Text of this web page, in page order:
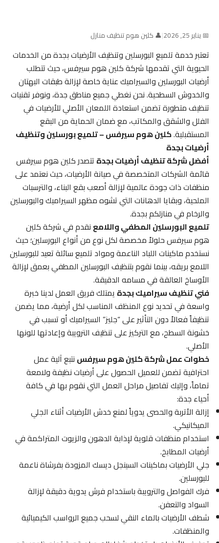
📅 يناير 25, 2026 |👤 كلين هوم تنظيف منازل
تعتبر خدمة تلميع البورسلين وتنظيف الأرضيات بجدة من الخدمات
الحيوية التي تقدمها شركة كلين هوم سيرفس، حيث تتطلب
أرضيات البورسلين والسيراميك عناية خاصة لإزالة طبقات البهتان
والخدوش السطحية. نحن نغطي جميع مناطق جدة، ونوفر تقنيات
تنظيف متطورة تضمن استعادة اللمعان الأصلي للأرضيات في
الفلل والشقق والمكاتب، مع ضمان الحماية من البقع
المستقبلية.كلين هوم سيرفس – تلميع بورسلين وتنظيف
أرضيات بجدة
أفضل شركة تنظيف أرضيات بجدةتتصدر كلين هوم سيرفس
قائمة الشركات المتخصصة في صيانة الأرضيات، حيث نعتمد على
منظفات ذات جودة عالمية لإزالة أصعب بقع البناء، والترسبات
الملحية، وبقايا الدهانات التي تشوه مظهر السيراميك والبورسلين
والرخام في منازلكم بجدة.
تلميع البورسلين المطفي واللامعنقدم في شركة كلين
هوم سيرفس حلولاً مخصصة لكل نوع من أنواع البورسلين؛ حيث
نستخدم ماكينات اللباد الناعمة ومواد تلميع سائلة تعيد للبورسلين
اللامع بريقه، بينما نقوم بتنظيف البورسلين المطفي بعمق لإزالة
الأوساخ العالقة في مسامه الدقيقة.
فني تنظيف سيراميك بجدةيمتلك فريق العمل لدينا خبرة
واسعة في تحديد نوع المنظف المناسب لكل أرضية، مما يضمن
تنظيفاً فعالاً دون التأثير على “جليز” السيراميك أو تسبب في
خشونة السطح، مع التركيز على تنظيف الترويبة وإعادتها للونها
الأصلي.
خطوات عمل شركة كلين هوم سيرفسنتبع آلية عمل
احترافية تضمن للعميل الحصول على أرضيات نظيفة ولامعة
تماماً، وإليك تفاصيل مراحل العمل التي نقوم بها في كافة
أحياء جدة:
إزالة الأتربة والحصى يدوياً لمنع خدش الأرضيات أثناء الجلي
الميكانيكي.
استخدام منظفات قلوية لإذابة الدهون والزيوت المتراكمة في
أرضيات المطابخ.
جلي الأرضيات بماكينات السينجل ديسك المزودة بفرشاة ناعمة
للبورسلين.
فرك الفواصل والترويبة باستخدام فرش يدوية دقيقة لإزالة
السواد والتعفن.
شطف الأرضيات بالماء النقي لسحب جميع الرواسب الكيميائية
والمنظفات.